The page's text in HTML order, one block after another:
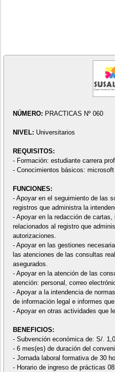
NÚMERO: PRACTICAS Nº 060
NIVEL: Universitarios
REQUISITOS:
- Formación: estudiante carrera
- Conocimientos básicos:
FUNCIONES:
- Apoyar en el seguimiento de las
registros que administra la
- Apoyar en la redacción de
relacionados al registro que
autorizaciones.
- Apoyar en las gestiones
las atenciones de las consultas
asegurados.
- Apoyar en la atención de las
atención: personal, correo
- Apoyar a la intendencia de
de información legal e informes
- Apoyar en otras actividades que
BENEFICIOS:
- Subvención económica de: S/.
- 6 mes(es) de duración del
- Jornada laboral formativa de 30
- Horario de ingreso de prácticas